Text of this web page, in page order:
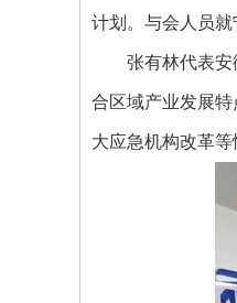
计划。与会人员就
张有林代表
合区域产业发展
大应急机构改革